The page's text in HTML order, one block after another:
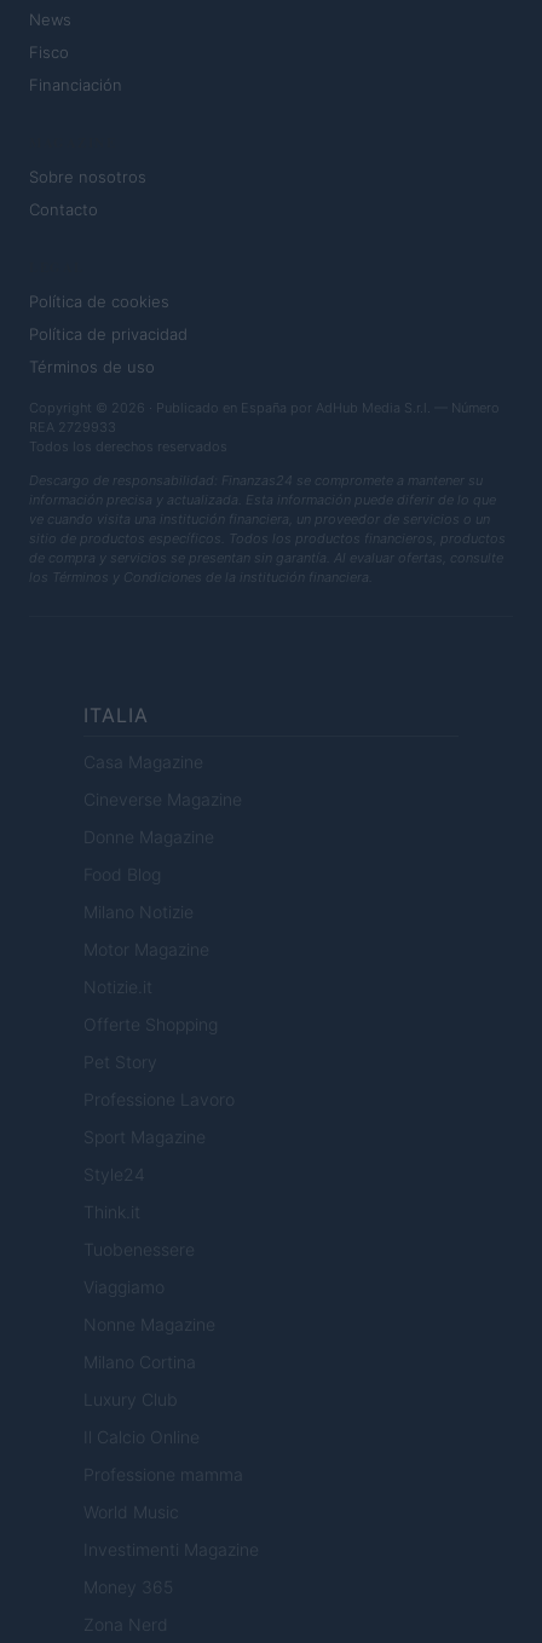
News
Fisco
Financiación
Sobre nosotros
Contacto
Política de cookies
Política de privacidad
Términos de uso
Copyright © 2026 · Publicado en España por AdHub Media S.r.l. — Número
REA 2729933
Todos los derechos reservados
Descargo de responsabilidad: Finanzas24 se compromete a mantener su
información precisa y actualizada. Esta información puede diferir de lo que
ve cuando visita una institución financiera, un proveedor de servicios o un
sitio de productos específicos. Todos los productos financieros, productos
de compra y servicios se presentan sin garantía. Al evaluar ofertas, consulte
los Términos y Condiciones de la institución financiera.
ITALIA
Casa Magazine
Cineverse Magazine
Donne Magazine
Food Blog
Milano Notizie
Motor Magazine
Notizie.it
Offerte Shopping
Pet Story
Professione Lavoro
Sport Magazine
Style24
Think.it
Tuobenessere
Viaggiamo
Nonne Magazine
Milano Cortina
Luxury Club
Il Calcio Online
Professione mamma
World Music
Investimenti Magazine
Money 365
Zona Nerd